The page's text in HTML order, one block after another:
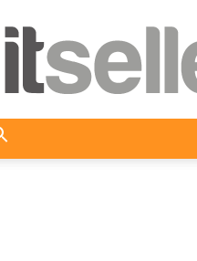
ITseller